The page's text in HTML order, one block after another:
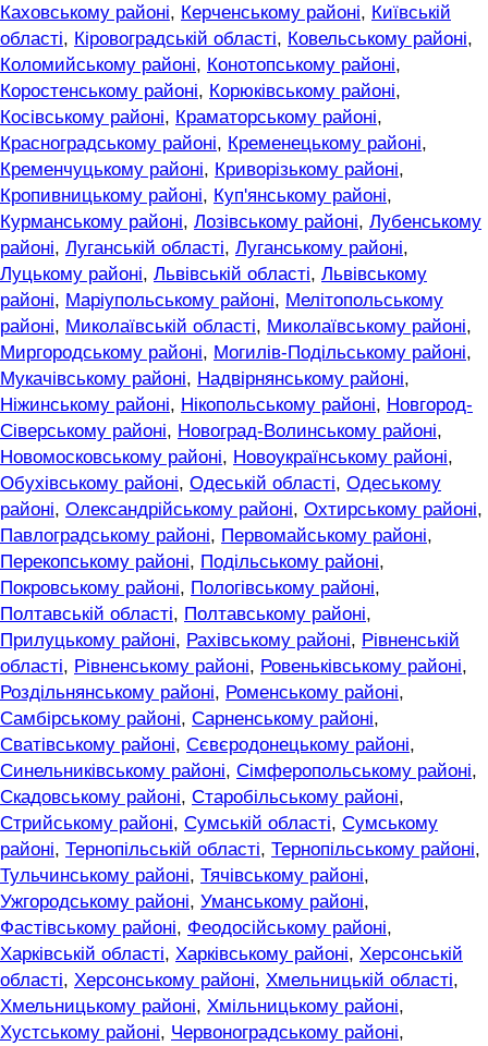
Каховському районі, Керченському районі, Київській
області, Кіровоградській області, Ковельському районі,
Коломийському районі, Конотопському районі,
Коростенському районі, Корюківському районі,
Косівському районі, Краматорському районі,
Красноградському районі, Кременецькому районі,
Кременчуцькому районі, Криворізькому районі,
Кропивницькому районі, Куп'янському районі,
Курманському районі, Лозівському районі, Лубенському
районі, Луганській області, Луганському районі,
Луцькому районі, Львівській області, Львівському
районі, Маріупольському районі, Мелітопольському
районі, Миколаївській області, Миколаївському районі,
Миргородському районі, Могилів-Подільському районі,
Мукачівському районі, Надвірнянському районі,
Ніжинському районі, Нікопольському районі, Новгород-
Сіверському районі, Новоград-Волинському районі,
Новомосковському районі, Новоукраїнському районі,
Обухівському районі, Одеській області, Одеському
районі, Олександрійському районі, Охтирському районі,
Павлоградському районі, Первомайському районі,
Перекопському районі, Подільському районі,
Покровському районі, Пологівському районі,
Полтавській області, Полтавському районі,
Прилуцькому районі, Рахівському районі, Рівненській
області, Рівненському районі, Ровеньківському районі,
Роздільнянському районі, Роменському районі,
Самбірському районі, Сарненському районі,
Сватівському районі, Сєвєродонецькому районі,
Синельниківському районі, Сімферопольському районі,
Скадовському районі, Старобільському районі,
Стрийському районі, Сумській області, Сумському
районі, Тернопільській області, Тернопільському районі,
Тульчинському районі, Тячівському районі,
Ужгородському районі, Уманському районі,
Фастівському районі, Феодосійському районі,
Харківській області, Харківському районі, Херсонській
області, Херсонському районі, Хмельницькій області,
Хмельницькому районі, Хмільницькому районі,
Хустському районі, Червоноградському районі,